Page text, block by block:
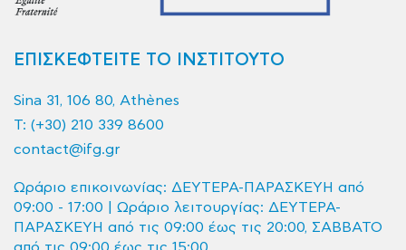
ΕΠΙΣΚΕΦΤΕΙΤΕ ΤΟ ΙΝΣΤΙΤΟΥΤΟ
Sina 31, 106 80, Athènes
T: (+30) 210 339 8600
contact@ifg.gr
Ωράριο επικοινωνίας: ΔΕΥΤΕΡΑ-ΠΑΡΑΣΚΕΥΗ από
09:00 - 17:00 | Ωράριο λειτουργίας: ΔΕΥΤΕΡΑ-
ΠΑΡΑΣΚΕΥΗ από τις 09:00 έως τις 20:00, ΣΑΒΒΑΤΟ